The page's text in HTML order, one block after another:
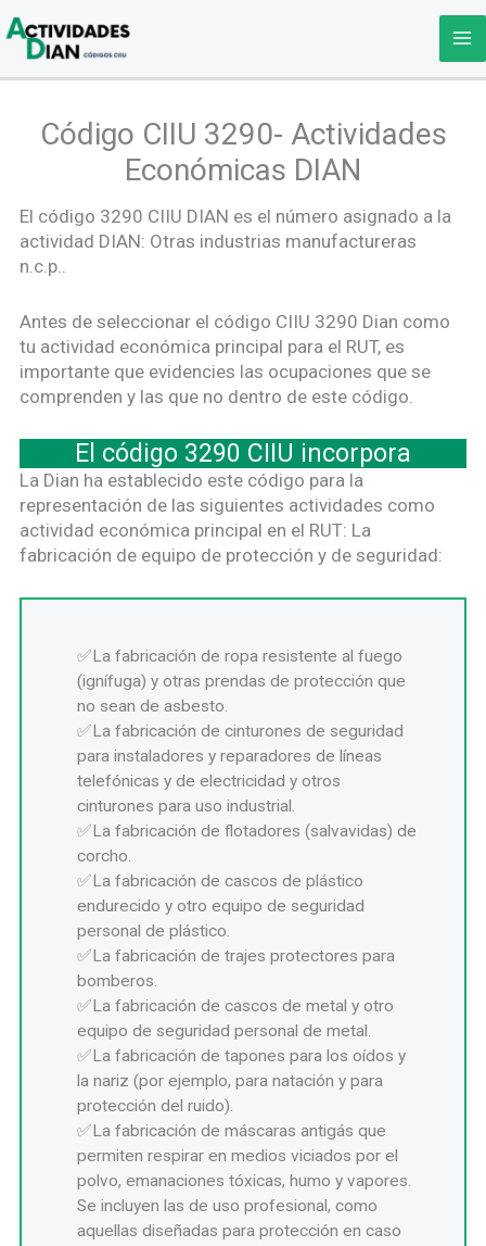
al
contenido
Código CIIU 3290- Actividades
Económicas DIAN
El código 3290 CIIU DIAN es el número asignado a la
actividad DIAN: Otras industrias manufactureras
n.c.p..
Antes de seleccionar el código CIIU 3290 Dian como
tu actividad económica principal para el RUT, es
importante que evidencies las ocupaciones que se
comprenden y las que no dentro de este código.
El código 3290 CIIU incorpora
La Dian ha establecido este código para la
representación de las siguientes actividades como
actividad económica principal en el RUT: La
fabricación de equipo de protección y de seguridad:
La fabricación de ropa resistente al fuego
(ignífuga) y otras prendas de protección que
no sean de asbesto.
La fabricación de cinturones de seguridad
para instaladores y reparadores de líneas
telefónicas y de electricidad y otros
cinturones para uso industrial.
La fabricación de flotadores (salvavidas) de
corcho.
La fabricación de cascos de plástico
endurecido y otro equipo de seguridad
personal de plástico.
La fabricación de trajes protectores para
bomberos.
La fabricación de cascos de metal y otro
equipo de seguridad personal de metal.
La fabricación de tapones para los oídos y
la nariz (por ejemplo, para natación y para
protección del ruido).
La fabricación de máscaras antigás que
permiten respirar en medios viciados por el
polvo, emanaciones tóxicas, humo y vapores.
Se incluyen las de uso profesional, como
aquellas diseñadas para protección en caso